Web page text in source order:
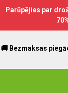
Parūpējies par
🚚 Bezmaksas